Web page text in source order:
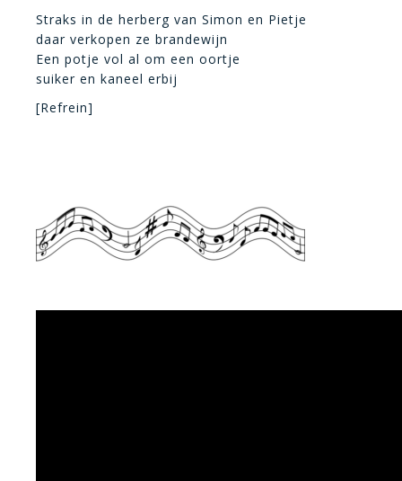
Straks in de herberg van Simon en Pietje
daar verkopen ze brandewijn
Een potje vol al om een oortje
suiker en kaneel erbij
[Refrein]